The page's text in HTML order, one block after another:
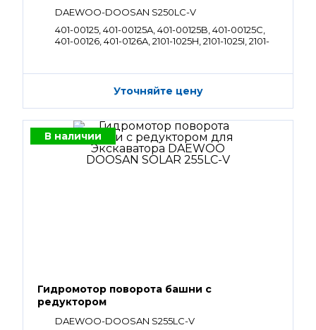
DAEWOO-DOOSAN S250LC-V
401-00125, 401-00125A, 401-00125B, 401-00125C,
401-00126, 401-0126A, 2101-1025H, 2101-1025I, 2101-
Уточняйте цену
В наличии
Гидромотор поворота башни с
редуктором
DAEWOO-DOOSAN S255LC-V